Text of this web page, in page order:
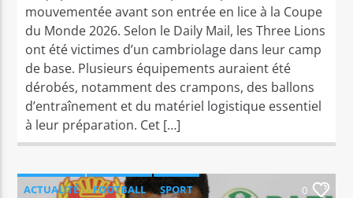
mouvementée avant son entrée en lice à la Coupe
du Monde 2026. Selon le Daily Mail, les Three Lions
ont été victimes d’un cambriolage dans leur camp
de base. Plusieurs équipements auraient été
dérobés, notamment des crampons, des ballons
d’entraînement et du matériel logistique essentiel
à leur préparation. Cet […]
ACTUALITÉ FOOTBALL SPORT 0